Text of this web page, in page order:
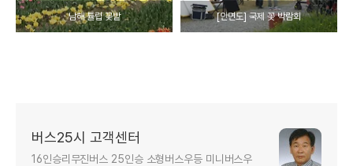
남해 튤립 꽃밭 [안면도] 국제 꽃 박람회
버스25시 고객센터
16인승리무진버스 25인승 소형버스우등 미니버스우